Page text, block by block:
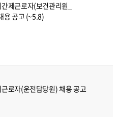
제근로자(보건관리원_
용 공고 (~5.8)
로자(운전담당원) 채용 공고